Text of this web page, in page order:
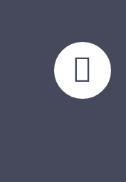

